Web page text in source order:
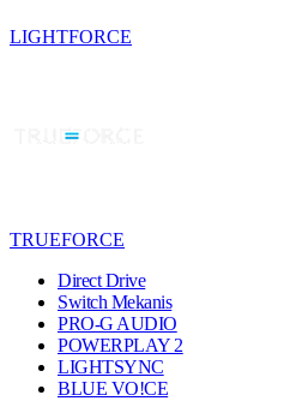
LIGHTFORCE
TRUEFORCE
Direct Drive
Switch Mekanis
PRO-G AUDIO
POWERPLAY 2
LIGHTSYNC
BLUE VO!CE